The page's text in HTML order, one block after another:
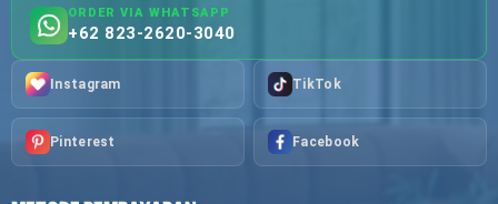
ORDER VIA WHATSAPP
+62 823-2620-3040
Instagram TikTok
Pinterest Facebook